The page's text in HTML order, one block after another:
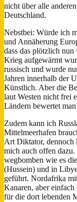
nicht über alle
Deutschland.
Nebstbei: Würde ich
und Annäherung
dass das plötzlich nun
Krieg aufgewärmt
russisch und wurde
Jahren innerhalb der
Künstlich. Aber die
laut Westen nicht frei
Ländern bewertet
Zudem kann ich
Mittelmeerhafen
Art Diktator, dennoch
mich auch offen
wegbomben wie es
(Hussein) und in
geführt. Nordafrika
Kanaren, aber
für die dort lebenden